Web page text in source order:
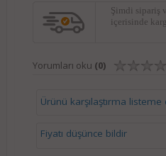
Şimdi sipariş
içerisinde
Yorumları oku (0)
Ürünü karşılaştırma listeme
Fiyatı düşünce bildir